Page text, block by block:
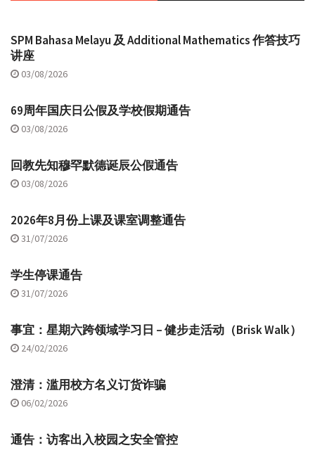
SPM Bahasa Melayu 及 Additional Mathematics 作答技巧
讲座
03/08/2026
69周年国庆日公假及学校假期通告
03/08/2026
回教先知穆罕默德诞辰公假通告
03/08/2026
2026年8月份上课及课室调整通告
31/07/2026
学生停课通告
31/07/2026
事宜：星期六跨领域学习日 – 健步走活动（Brisk Walk）
24/02/2026
澄清：滥用校方名义订货诈骗
06/02/2026
通告：访客出入校园之安全管控